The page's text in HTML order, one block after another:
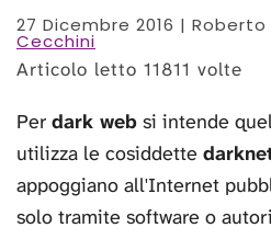
27 Dicembre 2016 | Roberto
Cecchini
Articolo letto 11811 volte
Per dark web si intende
utilizza le cosiddette
appoggiano all'Internet
solo tramite software o